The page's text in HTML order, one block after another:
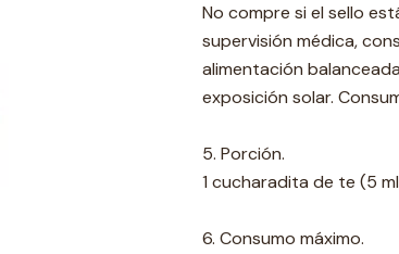
No compre si el sello
supervisión médica,
alimentación
exposición solar.
5. Porción.
1 cucharadita de te (5
6. Consumo máximo.